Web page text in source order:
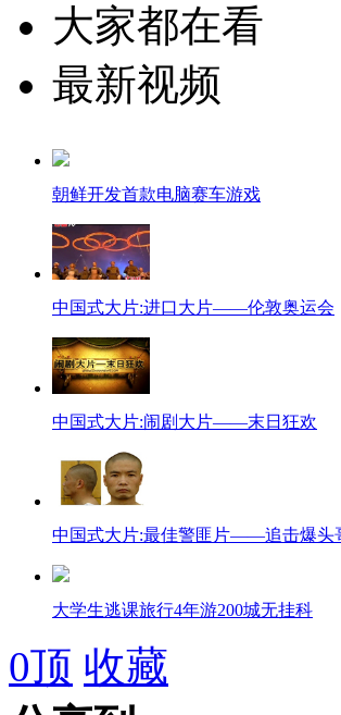
大家都在看
最新视频
朝鲜开发首款电脑赛车游戏
中国式大片:进口大片——伦敦奥运会
中国式大片:闹剧大片——末日狂欢
中国式大片:最佳警匪片——追击爆头
大学生逃课旅行4年游200城无挂科
曝员工垃圾里捞辣椒做麻辣香锅
0顶 收藏